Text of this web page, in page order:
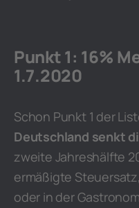
Punkt 1: 16%
1.7.2020
Schon Punkt 1 der
Deutschland senkt
zweite Jahreshälfte
ermäßigte
oder in der